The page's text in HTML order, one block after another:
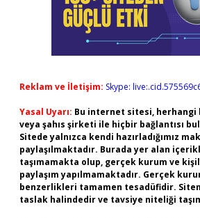
Reklam ve İletişim: Skype:
Yasal Uyarı: Bu internet sitesi, herhangi
veya şahıs şirketi ile hiçbir bağlantısı
Sitede yalnızca kendi hazırladığımız
paylaşılmaktadır. Burada yer alan
taşımamakta olup, gerçek kurum ve
paylaşım yapılmamaktadır. Gerçek
benzerlikleri tamamen tesadüfidir.
taslak halindedir ve tavsiye niteliği